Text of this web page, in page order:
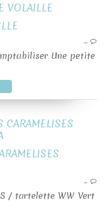
VOLAILLE
…
Une petite
CARAMELISES
…
/ tartelette WW Vert